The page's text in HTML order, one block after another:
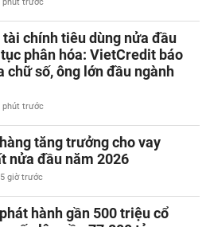
tài chính tiêu dùng nửa đầu
phân hóa: VietCredit báo
chữ số, ông lớn đầu ngành
phút trước
tăng trưởng cho vay
nửa đầu năm 2026
giờ trước
hành gần 500 triệu cổ